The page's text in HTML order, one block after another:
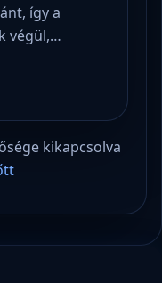
így a
végül,…
kikapcsolva